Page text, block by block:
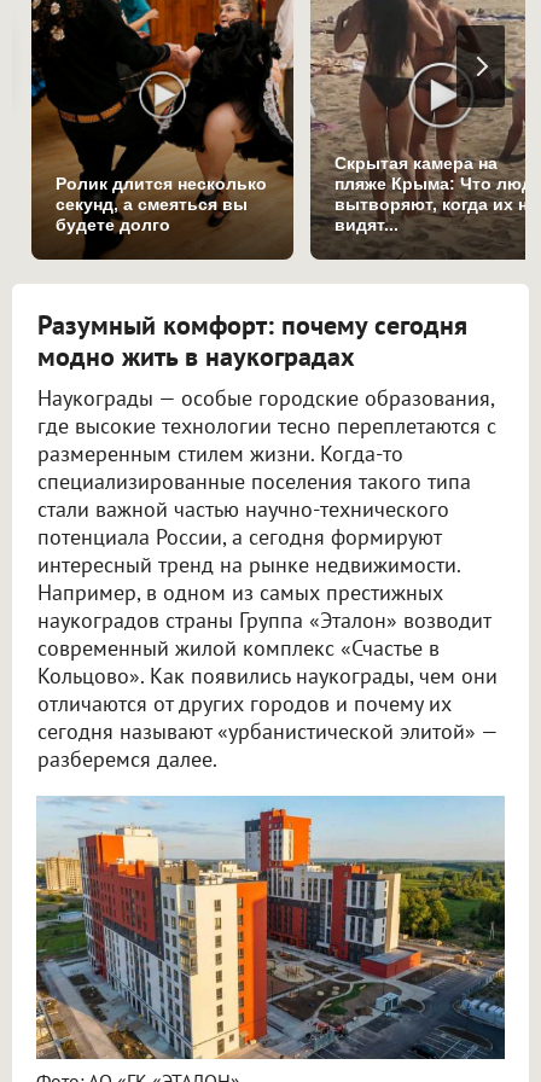
Ролик длится несколько
секунд, а смеяться вы
будете долго
Скрытая камера на
пляже Крыма: Что
вытворяют, когда их не
видят...
Разумный комфорт: почему сегодня
модно жить в наукоградах
Наукограды — особые городские образования,
где высокие технологии тесно переплетаются с
размеренным стилем жизни. Когда-то
специализированные поселения такого типа
стали важной частью научно-технического
потенциала России, а сегодня формируют
интересный тренд на рынке недвижимости.
Например, в одном из самых престижных
наукоградов страны Группа «Эталон» возводит
современный жилой комплекс «Счастье в
Кольцово». Как появились наукограды, чем они
отличаются от других городов и почему их
сегодня называют «урбанистической элитой» —
разберемся далее.